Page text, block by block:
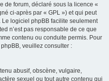
de forum, déclaré sous la licence «
ci-après par « GPL ») et qui peut
. Le logiciel phpBB facilite seulement
n’est pas responsable de ce que
contenu ou conduite permis. Pour
veuillez consulter :
abusif, obscène, vulgaire,
sexuel ou tout autre contenu qui